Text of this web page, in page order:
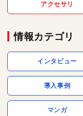
アクセサリ
情報カテゴリ
インタビュー
導入事例
マンガ